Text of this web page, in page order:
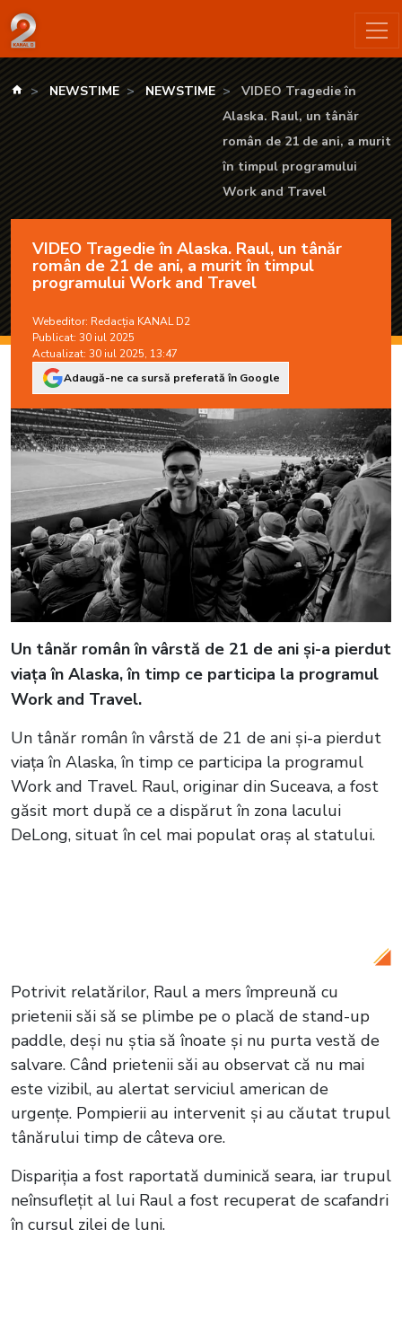
VIDEO Tragedie în Alaska. Raul, un tânăr român de 21 de
kanald.ro
NEWSTIME NEWSTIME
VIDEO Tragedie în
Alaska. Raul, un tânăr
român de 21 de ani, a murit
în timpul programului
Work and Travel
VIDEO Tragedie în Alaska. Raul, un tânăr
român de 21 de ani, a murit în timpul
programului Work and Travel
Webeditor: Redacția KANAL D2
Publicat: 30 iul 2025
Actualizat: 30 iul 2025, 13:47
Adaugă-ne ca sursă preferată în Google
Un tânăr român în vârstă de 21 de ani și-a pierdut
viața în Alaska, în timp ce participa la programul
Work and Travel.
Un tânăr român în vârstă de 21 de ani și-a pierdut
viața în Alaska, în timp ce participa la programul
Work and Travel. Raul, originar din Suceava, a fost
găsit mort după ce a dispărut în zona lacului
DeLong, situat în cel mai populat oraș al statului.
Potrivit relatărilor, Raul a mers împreună cu
prietenii săi să se plimbe pe o placă de stand-up
paddle, deși nu știa să înoate și nu purta vestă de
salvare. Când prietenii săi au observat că nu mai
este vizibil, au alertat serviciul american de
urgențe. Pompierii au intervenit și au căutat trupul
tânărului timp de câteva ore.
Dispariția a fost raportată duminică seara, iar trupul
neînsuflețit al lui Raul a fost recuperat de scafandri
în cursul zilei de luni.